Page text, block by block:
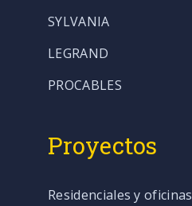
SYLVANIA
LEGRAND
PROCABLES
Proyectos
Residenciales y oficinas